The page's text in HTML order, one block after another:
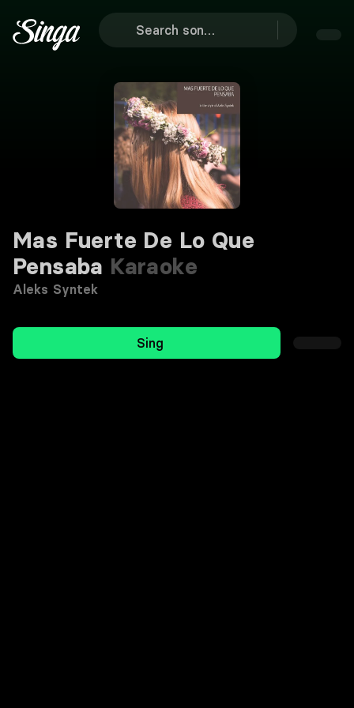
Mas Fuerte De Lo Que
Pensaba Karaoke
Aleks Syntek
Sing